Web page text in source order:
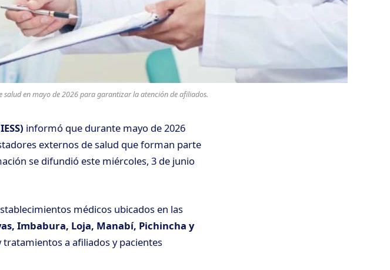
salud en mayo de 2026 para garantizar la atención de afiliados.
informó que durante mayo de 2026
externos de salud que forman parte
se difundió este miércoles, 3 de junio
médicos ubicados en las
Imbabura, Loja, Manabí, Pichincha y
tratamientos a afiliados y pacientes